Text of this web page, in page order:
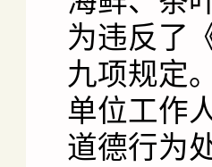
为违反了
九项规定
单位工作
道德行为